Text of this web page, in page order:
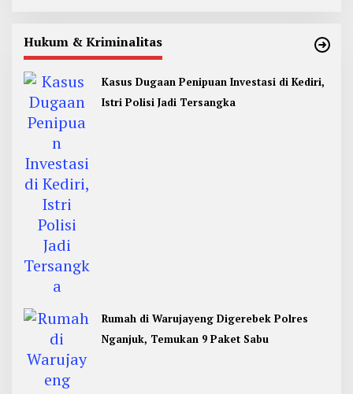
Hukum & Kriminalitas
Kasus Dugaan Penipuan Investasi di Kediri,
Istri Polisi Jadi Tersangka
Rumah di Warujayeng Digerebek Polres
Nganjuk, Temukan 9 Paket Sabu